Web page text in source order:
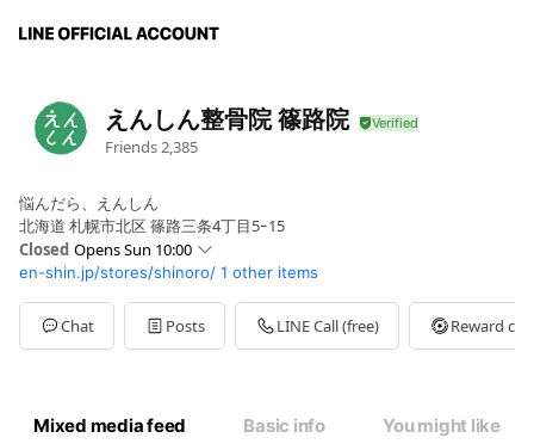
えんしん整骨院 篠路院
Friends 2,385
悩んだら、えんしん
北海道 札幌市北区 篠路三条4丁目5ｰ15
Closed Opens Sun 10:00
Sun10:00 - 14:00,15:30 - 20:00
Mon10:00 - 14:00,15:30 - 20:00
Tue10:00 - 14:00,15:30 - 20:00
Wed10:00 - 14:00,15:30 - 20:00
10:00 - 14:00,15:30 - 20:00
日曜日の診療に関しては、月毎の変動がございます。
en-shin.jp/stores/shinoro/ 1 other items
Chat Posts LINE Call (free) Reward
Mixed media feed Basic info You might like